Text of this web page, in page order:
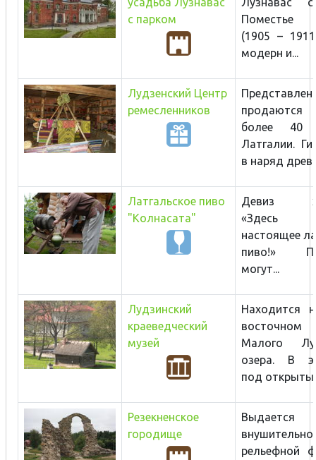
с парком
Поместье
(1905 –
модерн и...
Лудзенский Центр
ремесленников
более 40
Латгалии.
в наряд
Латгальское пиво
"Колнасата"
Девиз
«Здесь
настоящее
пиво!»
могут...
Лудзинский
краеведческий
музей
Находится
Малого
озера. В
под
Резекненское
городище
рельефной